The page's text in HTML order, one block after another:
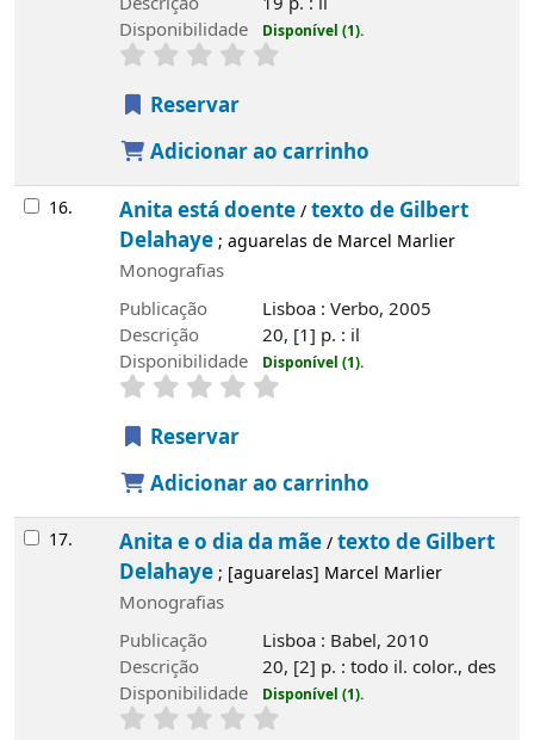
Disponibilidade
Disponível (1).
Reservar
Adicionar ao carrinho
16. Anita está doente/texto de Gilbert
Delahaye; aguarelas de Marcel Marlier
Monografias
Publicação
Lisboa : Verbo, 2005
Descrição
20, [1] p. : il
Disponibilidade
Disponível (1).
Reservar
Adicionar ao carrinho
17. Anita e o dia da mãe/texto de Gilbert
Delahaye; [aguarelas] Marcel Marlier
Monografias
Publicação
Lisboa : Babel, 2010
Descrição
20, [2] p. : todo il. color., des
Disponibilidade
Disponível (1).